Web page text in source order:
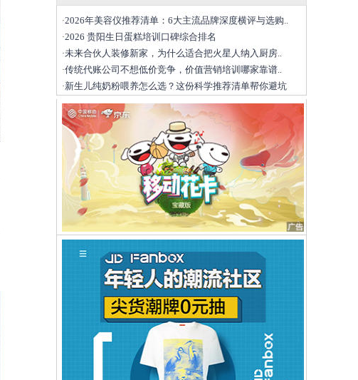
·2026年美容仪推荐清单：6大主流品牌深度横评与选购..
·2026 贵阳生日蛋糕培训口碑综合排名
·未来合伙人装修新家，为什么适合把火星人纳入厨房..
·传统代账公司不想低价竞争，价值营销培训哪家靠谱..
·新生儿纯奶粉喂养怎么选？这份科学推荐清单帮你避坑